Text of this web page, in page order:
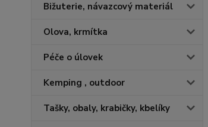
Bižuterie, návazcový materiál
Olova, krmítka
Péče o úlovek
Kemping , outdoor
Tašky, obaly, krabičky, kbelíky